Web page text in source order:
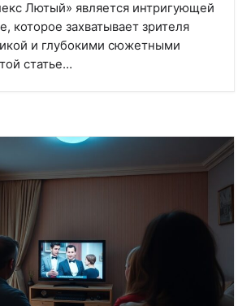
Лютый» является интригующей
которое захватывает зрителя
и глубокими сюжетными
статье…